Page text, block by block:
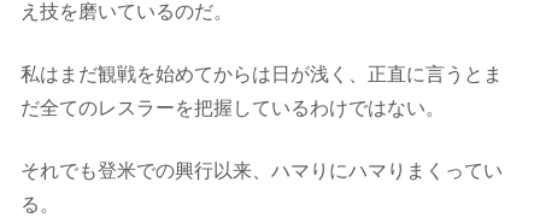
え技を磨いているのだ。
私はまだ観戦を始めてからは日が浅く、正直に言うとま
だ全てのレスラーを把握しているわけではない。
それでも登米での興行以来、ハマりにハマりまくってい
る。